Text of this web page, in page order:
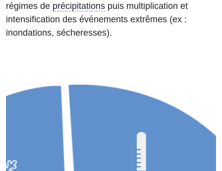
régimes de précipitations puis multiplication et
intensification des événements extrêmes (ex :
inondations, sécheresses).